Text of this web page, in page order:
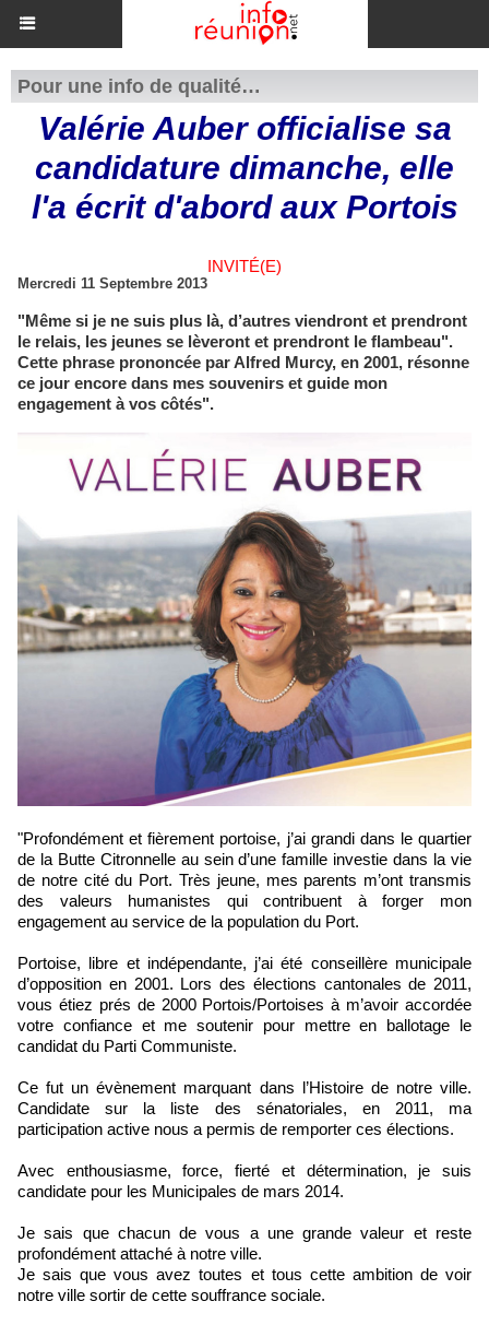
Pour une info de qualité…
Valérie Auber officialise sa
candidature dimanche, elle
l'a écrit d'abord aux Portois
INVITÉ(E)
Mercredi 11 Septembre 2013
"Même si je ne suis plus là, d’autres viendront et prendront
le relais, les jeunes se lèveront et prendront le flambeau".
Cette phrase prononcée par Alfred Murcy, en 2001, résonne
ce jour encore dans mes souvenirs et guide mon
engagement à vos côtés".
"Profondément et fièrement portoise, j’ai grandi dans le quartier
de la Butte Citronnelle au sein d’une famille investie dans la vie
de notre cité du Port. Très jeune, mes parents m’ont transmis
des valeurs humanistes qui contribuent à forger mon
engagement au service de la population du Port.
Portoise, libre et indépendante, j’ai été conseillère municipale
d’opposition en 2001. Lors des élections cantonales de 2011,
vous étiez prés de 2000 Portois/Portoises à m’avoir accordée
votre confiance et me soutenir pour mettre en ballotage le
candidat du Parti Communiste.
Ce fut un évènement marquant dans l’Histoire de notre ville.
Candidate sur la liste des sénatoriales, en 2011, ma
participation active nous a permis de remporter ces élections.
Avec enthousiasme, force, fierté et détermination, je suis
candidate pour les Municipales de mars 2014.
Je sais que chacun de vous a une grande valeur et reste
profondément attaché à notre ville.
Je sais que vous avez toutes et tous cette ambition de voir
notre ville sortir de cette souffrance sociale.